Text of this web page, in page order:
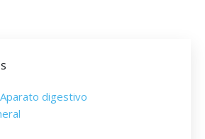
digestivo